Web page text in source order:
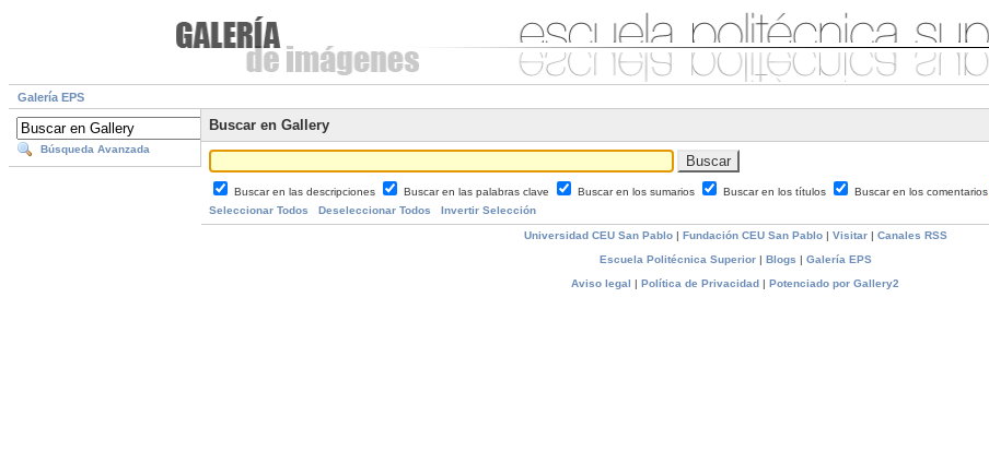
Galería EPS
Búsqueda Avanzada
Buscar en Gallery
Buscar en las descripciones Buscar en las palabras clave Buscar en los sumarios Buscar en los títulos Buscar en los comentarios
Seleccionar Todos
Deseleccionar Todos Invertir Selección
Universidad CEU San Pablo| Fundación CEU San Pablo| Visitar| Canales RSS
Escuela Politécnica Superior| Blogs | Galería EPS
Aviso legal | Política de Privacidad | Potenciado por Gallery2